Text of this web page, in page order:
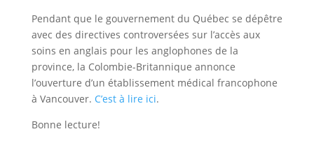
Pendant que le gouvernement du Québec se dépêtre
avec des directives controversées sur l’accès aux
soins en anglais pour les anglophones de la
province, la Colombie-Britannique annonce
l’ouverture d’un établissement médical francophone
à Vancouver. C’est à lire ici.
Bonne lecture!